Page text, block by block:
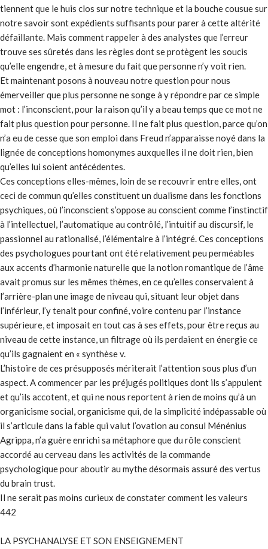
tiennent que le huis clos sur notre technique et la bouche cousue sur
notre savoir sont expédients suffisants pour parer à cette altérité
défaillante. Mais comment rappeler à des analystes que l’erreur
trouve ses sûretés dans les règles dont se protègent les soucis
qu’elle engendre, et à mesure du fait que personne n’y voit rien.
Et maintenant posons à nouveau notre question pour nous
émerveiller que plus personne ne songe à y répondre par ce simple
mot : l’inconscient, pour la raison qu’il y a beau temps que ce mot ne
fait plus question pour personne. Il ne fait plus question, parce qu’on
n’a eu de cesse que son emploi dans Freud n’apparaisse noyé dans la
lignée de conceptions homonymes auxquelles il ne doit rien, bien
qu’elles lui soient antécédentes.
Ces conceptions elles-mêmes, loin de se recouvrir entre elles, ont
ceci de commun qu’elles constituent un dualisme dans les fonctions
psychiques, où l’inconscient s’oppose au conscient comme l’instinctif
à l’intellectuel, l’automatique au contrôlé, l’intuitif au discursif, le
passionnel au rationalisé, l’élémentaire à l’intégré. Ces conceptions
des psychologues pourtant ont été relativement peu perméables
aux accents d’harmonie naturelle que la notion romantique de l’âme
avait promus sur les mêmes thèmes, en ce qu’elles conservaient à
l’arrière-plan une image de niveau qui, situant leur objet dans
l’inférieur, l’y tenait pour confiné, voire contenu par l’instance
supérieure, et imposait en tout cas à ses effets, pour être reçus au
niveau de cette instance, un filtrage où ils perdaient en énergie ce
qu’ils gagnaient en « synthèse v.
L’histoire de ces présupposés mériterait l’attention sous plus d’un
aspect. A commencer par les préjugés politiques dont ils s’appuient
et qu’ils accotent, et qui ne nous reportent à rien de moins qu’à un
organicisme social, organicisme qui, de la simplicité indépassable où
il s’articule dans la fable qui valut l’ovation au consul Ménénius
Agrippa, n’a guère enrichi sa métaphore que du rôle conscient
accordé au cerveau dans les activités de la commande
psychologique pour aboutir au mythe désormais assuré des vertus
du brain trust.
Il ne serait pas moins curieux de constater comment les valeurs
442
LA PSYCHANALYSE ET SON ENSEIGNEMENT